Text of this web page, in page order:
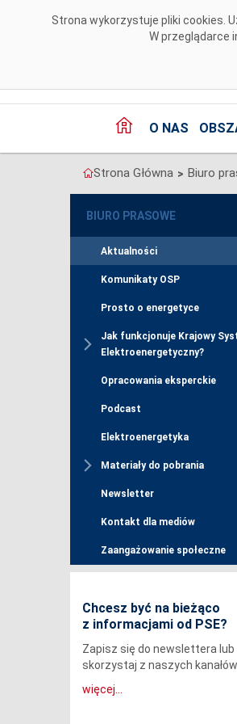
Strona wykorzystuje pliki cookies.
W przeglądarce
O NAS
Strona Główna > Biuro
BIURO PRASOWE
Aktualności
Komunikaty OSP
Prosto o energetyce
Jak funkcjonuje Krajowy
Elektroenergetyczny?
Opracowania eksperckie
Podcast
Elektroenergetyka
Materiały do pobrania
Newsletter
Kontakt dla mediów
Zaangażowanie społeczne
Chcesz być na bieżąco
z informacjami od PSE?
Zapisz się do newslettera lub
skorzystaj z naszych kanałów
więcej...